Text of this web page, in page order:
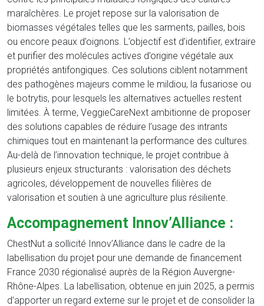
maraîchères. Le projet repose sur la valorisation de
biomasses végétales telles que les sarments, pailles, bois
ou encore peaux d’oignons. L’objectif est d’identifier, extraire
et purifier des molécules actives d’origine végétale aux
propriétés antifongiques. Ces solutions ciblent notamment
des pathogènes majeurs comme le mildiou, la fusariose ou
le botrytis, pour lesquels les alternatives actuelles restent
limitées. À terme, VeggieCareNext ambitionne de proposer
des solutions capables de réduire l’usage des intrants
chimiques tout en maintenant la performance des cultures.
Au-delà de l’innovation technique, le projet contribue à
plusieurs enjeux structurants : valorisation des déchets
agricoles, développement de nouvelles filières de
valorisation et soutien à une agriculture plus résiliente.
Accompagnement Innov’Alliance :
ChestNut a sollicité Innov’Alliance dans le cadre de la
labellisation du projet pour une demande de financement
France 2030 régionalisé auprès de la Région Auvergne-
Rhône-Alpes. La labellisation, obtenue en juin 2025, a permis
d’apporter un regard externe sur le projet et de consolider la